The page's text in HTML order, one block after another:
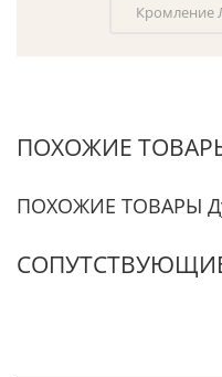
Кромление
ПОХОЖИЕ
ПОХОЖИЕ ТОВАРЫ